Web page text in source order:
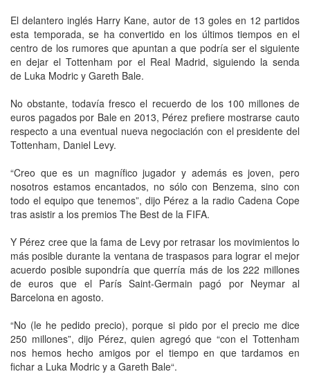
El delantero inglés Harry Kane, autor de 13 goles en 12 partidos
esta temporada, se ha convertido en los últimos tiempos en el
centro de los rumores que apuntan a que podría ser el siguiente
en dejar el Tottenham por el Real Madrid, siguiendo la senda
de Luka Modric y Gareth Bale.
No obstante, todavía fresco el recuerdo de los 100 millones de
euros pagados por Bale en 2013, Pérez prefiere mostrarse cauto
respecto a una eventual nueva negociación con el presidente del
Tottenham, Daniel Levy.
“Creo que es un magnífico jugador y además es joven, pero
nosotros estamos encantados, no sólo con Benzema, sino con
todo el equipo que tenemos”, dijo Pérez a la radio Cadena Cope
tras asistir a los premios The Best de la FIFA.
Y Pérez cree que la fama de Levy por retrasar los movimientos lo
más posible durante la ventana de traspasos para lograr el mejor
acuerdo posible supondría que querría más de los 222 millones
de euros que el París Saint-Germain pagó por Neymar al
Barcelona en agosto.
“No (le he pedido precio), porque si pido por el precio me dice
250 millones”, dijo Pérez, quien agregó que “con el Tottenham
nos hemos hecho amigos por el tiempo en que tardamos en
fichar a Luka Modric y a Gareth Bale“.